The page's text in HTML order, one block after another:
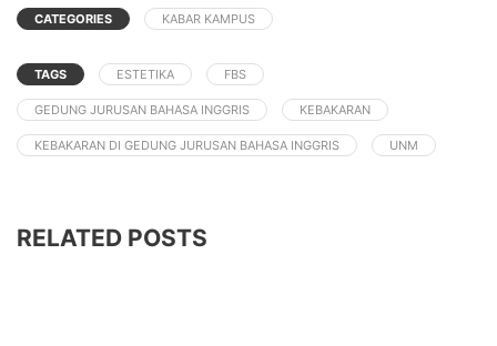
CATEGORIES KABAR KAMPUS
TAGS ESTETIKA FBS
GEDUNG JURUSAN BAHASA INGGRIS KEBAKARAN
KEBAKARAN DI GEDUNG JURUSAN BAHASA INGGRIS UNM
RELATED POSTS